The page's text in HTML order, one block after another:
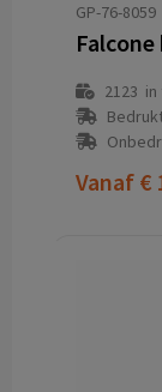
GP-76-8059
2123
Vanaf €